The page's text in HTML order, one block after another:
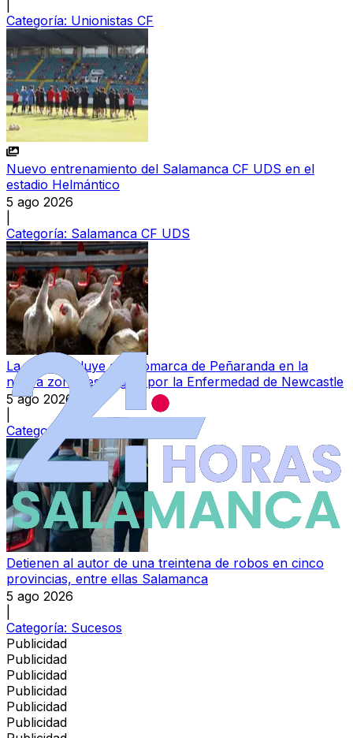
Categoría: Unionistas CF
Nuevo entrenamiento del Salamanca CF UDS en el
estadio Helmántico
5 ago 2026
Categoría: Salamanca CF UDS
La Junta incluye a la comarca de Peñaranda en la
nueva zona restringida por la Enfermedad de Newcastle
5 ago 2026
Categoría:
Detienen al autor de una treintena de robos en cinco
provincias, entre ellas Salamanca
5 ago 2026
Categoría: Sucesos
Publicidad
Publicidad
Publicidad
Publicidad
Publicidad
Publicidad